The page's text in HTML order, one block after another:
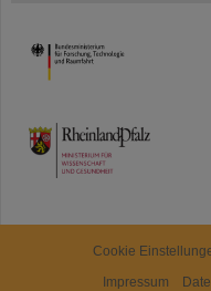
HMWK
TMWWDG
Cookie
Impressum